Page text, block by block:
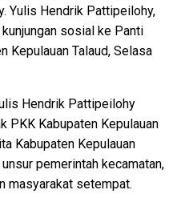
Yulis Hendrik Pattipeilohy,
sosial ke Panti
Kepulauan Talaud, Selasa
Hendrik Pattipeilohy
PKK Kabupaten Kepulauan
Kabupaten Kepulauan
pemerintah kecamatan,
masyarakat setempat.